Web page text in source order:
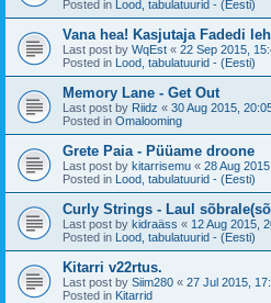
Posted in Lood, tabulatuurid - (Eesti)
Vana hea! Kasjutaja Fadedi
Last post by WqEst « 22 Sep 2015,
Posted in Lood, tabulatuurid - (Eesti)
Memory Lane - Get Out
Last post by Riidz « 30 Aug 2015,
Posted in Omalooming
Grete Paia - Püüame droone
Last post by kitarrisemu « 28 Aug
Posted in Lood, tabulatuurid - (Eesti)
Curly Strings - Laul
Last post by kidraäss « 12 Aug 2015,
Posted in Lood, tabulatuurid - (Eesti)
Kitarri v22rtus.
Last post by Siim280 « 27 Jul 2015,
Posted in Kitarrid